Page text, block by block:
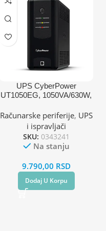
UPS CyberPower
UT1050EG, 1050VA/630W,
Računarske periferije, UPS
i ispravljači
SKU: 0343241
Na stanju
9.790,00 RSD
Dodaj U Korpu